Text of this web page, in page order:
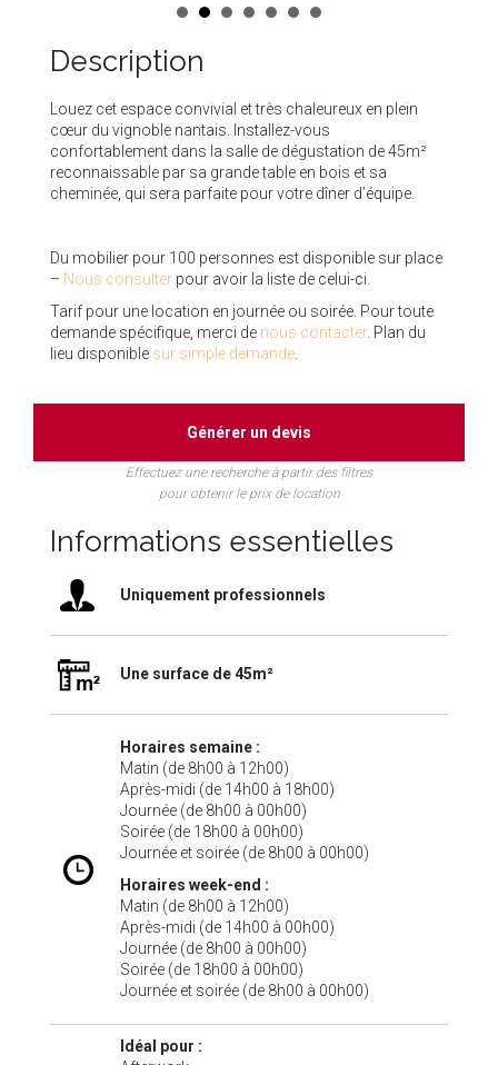
Description
Louez cet espace convivial et très chaleureux en plein
cœur du vignoble nantais. Installez-vous
confortablement dans la salle de dégustation de 45m²
reconnaissable par sa grande table en bois et sa
cheminée, qui sera parfaite pour votre dîner d’équipe.
Du mobilier pour 100 personnes est disponible sur place
– Nous consulter pour avoir la liste de celui-ci.
Tarif pour une location en journée ou soirée. Pour toute
demande spécifique, merci de nous contacter. Plan du
lieu disponible sur simple demande
Générer un devis
Effectuez une recherche à partir des filtres
pour obtenir le prix de location
Informations essentielles
Uniquement professionnels
Une surface de 45m²
Horaires semaine :
Matin (de 8h00 à 12h00)
Après-midi (de 14h00 à 18h00)
Journée (de 8h00 à 00h00)
Soirée (de 18h00 à 00h00)
Journée et soirée (de 8h00 à 00h00)
Horaires week-end :
Matin (de 8h00 à 12h00)
Après-midi (de 14h00 à 00h00)
Journée (de 8h00 à 00h00)
Soirée (de 18h00 à 00h00)
Journée et soirée (de 8h00 à 00h00)
Idéal pour :